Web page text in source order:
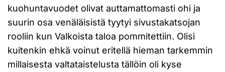
kuohuntavuodet olivat auttamattomasti ohi ja
suurin osa venäläisistä tyytyi sivustakatsojan
rooliin kun Valkoista taloa pommitettiin. Olisi
kuitenkin ehkä voinut eritellä hieman tarkemmin
millaisesta valtataistelusta tällöin oli kyse